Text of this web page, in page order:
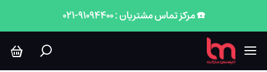
☎️ مرکز تماس مشتریان : 91094400-021